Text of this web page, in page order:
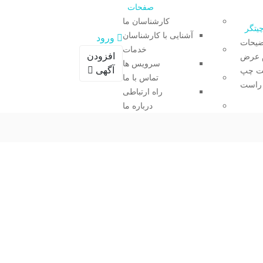
عرض
چپ
راست
صفحات
کارشناسان ما
آشنایی با کارشناسان
خدمات
سرویس ها
تماس با ما
راه ارتباطی
درباره ما
ورود
افزودن
آگهی
صفحه اصلی
واحد آماده چیتگر ، دریاچه چیتگر ، مرواریدشهر